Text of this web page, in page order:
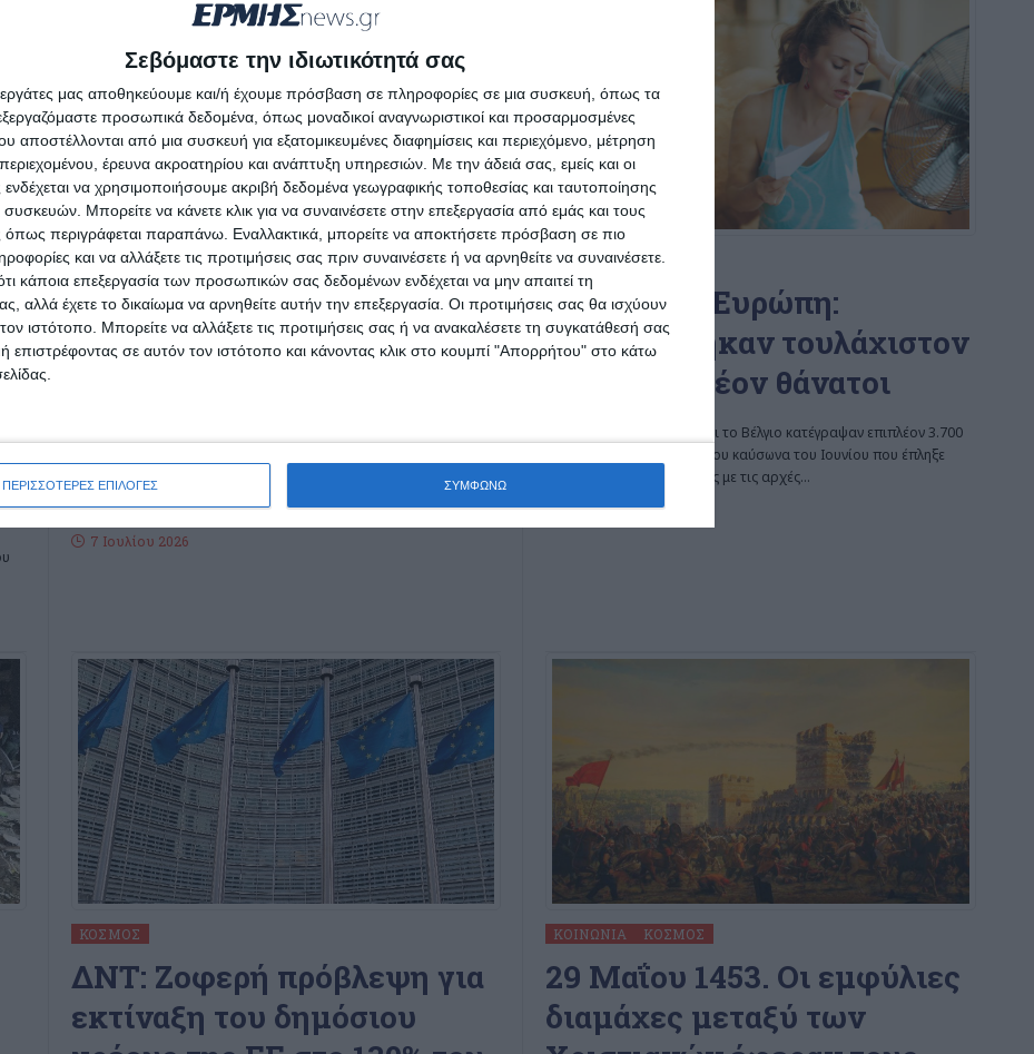
Σεβόμαστε την ιδιωτικότητά σας
μας αποθηκεύουμε και/ή έχουμε πρόσβαση σε πληροφορίες σε μια συσκευή, όπως τα
προσωπικά δεδομένα, όπως μοναδικοί αναγνωριστικοί και προσαρμοσμένες
αποστέλλονται από μια συσκευή για εξατομικευμένες διαφημίσεις και περιεχόμενο, μέτρηση
έρευνα ακροατηρίου και ανάπτυξη υπηρεσιών. Με την άδειά σας, εμείς και οι
να χρησιμοποιήσουμε ακριβή δεδομένα γεωγραφικής τοποθεσίας και ταυτοποίησης
Μπορείτε να κάνετε κλικ για να συναινέσετε στην επεξεργασία από εμάς και τους
όπως περιγράφεται παραπάνω. Εναλλακτικά, μπορείτε να αποκτήσετε πρόσβαση σε πιο
και να αλλάξετε τις προτιμήσεις σας πριν συναινέσετε ή να αρνηθείτε να συναινέσετε.
κάποια επεξεργασία των προσωπικών σας δεδομένων ενδέχεται να μην απαιτεί τη
αλλά έχετε το δικαίωμα να αρνηθείτε αυτήν την επεξεργασία. Οι προτιμήσεις σας θα ισχύουν
ιστότοπο. Μπορείτε να αλλάξετε τις προτιμήσεις σας ή να ανακαλέσετε τη συγκατάθεσή σας
επιστρέφοντας σε αυτόν τον ιστότοπο και κάνοντας κλικ στο κουμπί "Απορρήτου" στο κάτω
ΠΕΡΙΣΣΟΤΕΡΕΣ ΕΠΙΛΟΓΕΣ ΣΥΜΦΩΝΩ
ΖΆΚΥΝΘΟΣ ΚΌΣΜΟΣ
Google Analytics: 1 εκ. οι
ενεργοί χρήστες του
απεικονίζουν τα στατιστικά στοιχεία της Google που είναι
7 Ιουλίου 2026
ΚΌΣΜΟΣ
Καύσωνας Ευρώπη:
Καταγράφηκαν τουλάχιστον
3.700 επιπλέον θάνατοι
Η Γαλλία, η Ολλανδία και το Βέλγιο κατέγραψαν επιπλέον 3.700
θανάτους στη διάρκεια του καύσωνα του Ιουνίου που έπληξε
πολλές ευρωπαϊκές χώρες με τις αρχές…
ΚΌΣΜΟΣ
ΔΝΤ: Ζοφερή πρόβλεψη για
εκτίναξη του δημόσιου
ΚΟΙΝΩΝΊΑ ΚΌΣΜΟΣ
29 Μαΐου 1453. Οι εμφύλιες
διαμάχες μεταξύ των